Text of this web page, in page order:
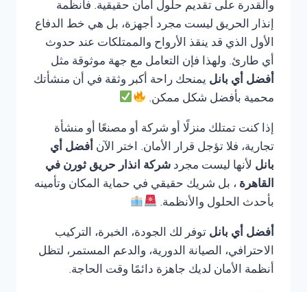
والقدرة على تقديم حلول أمان حقيقية. فأنظمة
إنذار الحريق ليست مجرد أجهزة، بل هي خط الدفاع
الأول الذي قد ينقذ الأرواح والممتلكات عند حدوث
أي طارئ. ولهذا فإن التعامل مع جهة موثوقة مثل
أفضل أي بانل يمنحك راحة أكبر وثقة في أن منشأتك
محمية بأفضل شكل ممكن.
إذا كنت تمتلك منزلًا أو شركة أو مصنعًا أو منشأة
تجارية، فلا تؤجل قرار الأمان. اختر الآن أفضل أي
بانل لأنها ليست مجرد شركة انذار حريق ثورن في
القاهرة ، بل شريك حقيقي في حماية المكان وتأمينه
بأحدث الحلول والأنظمة.
أفضل أي بانل توفر لك الجودة، الخبرة، التركيب
الاحترافي، الصيانة الدورية، والدعم المستمر، لتظل
أنظمة الأمان لديك جاهزة دائمًا وقت الحاجة.